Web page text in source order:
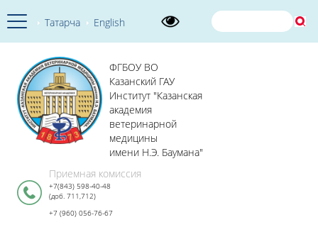
Татарча English
ФГБОУ ВО
Казанский ГАУ
Институт "Казанская
академия
ветеринарной
медицины
имени Н.Э. Баумана"
Приемная комиссия
+7(843) 598-40-48
(доб. 711,712)
+7 (960) 056-76-67